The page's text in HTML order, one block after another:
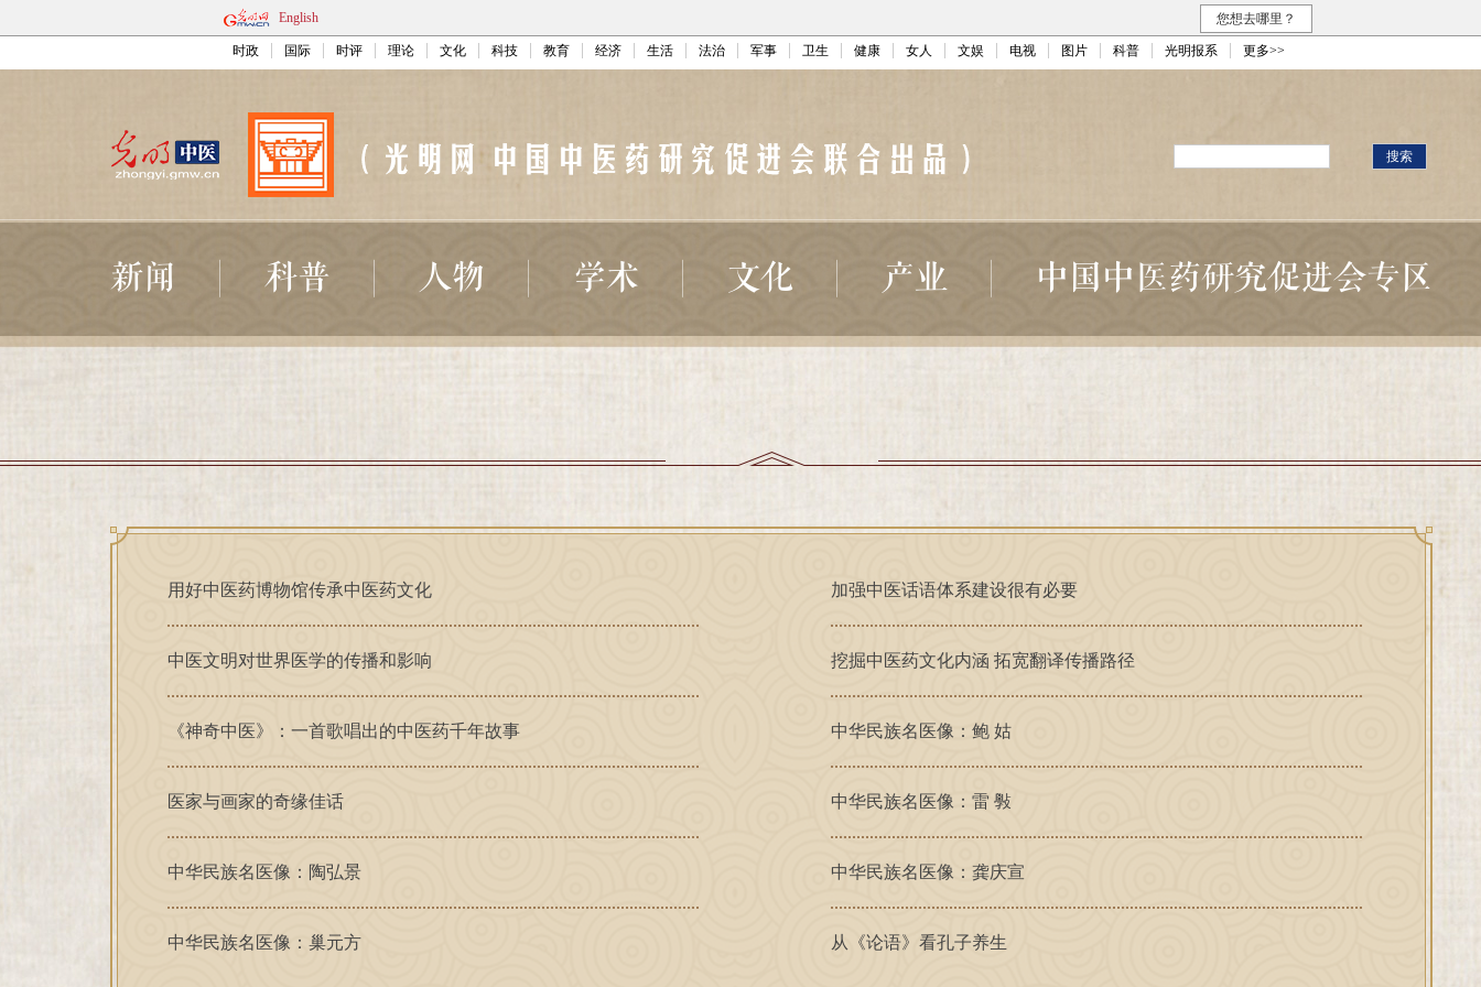
English 您想去哪里？
时政 国际 时评 理论 文化 科技 教育 经济 生活 法治 军事 卫生 健康 女人 文娱 电视 图片 科普 光明报系 更多>>
新闻 科普 人物 学术 文化 产业 中国中医药研究促进会专区
用好中医药博物馆传承中医药文化 加强中医话语体系建设很有必要
中医文明对世界医学的传播和影响 挖掘中医药文化内涵 拓宽翻译传播路径
《神奇中医》：一首歌唱出的中医药千年故事 中华民族名医像：鲍 姑
医家与画家的奇缘佳话 中华民族名医像：雷 斅
中华民族名医像：陶弘景 中华民族名医像：龚庆宣
中华民族名医像：巢元方 从《论语》看孔子养生